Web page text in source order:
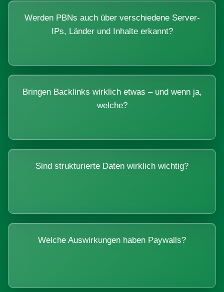
Werden PBNs auch über verschiedene Server-
IPs, Länder und Inhalte erkannt?
Bringen Backlinks wirklich etwas – und wenn ja,
welche?
Sind strukturierte Daten wirklich wichtig?
Welche Auswirkungen haben Paywalls?